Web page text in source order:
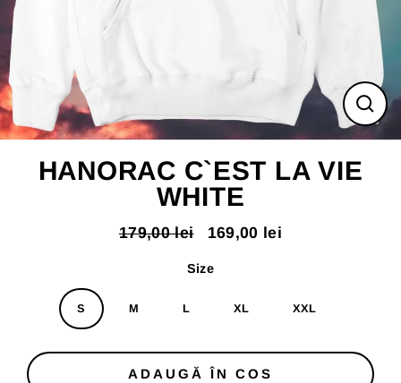
HANORAC C`EST LA VIE
WHITE
Pret
179,00 lei Pret
169,00 lei
Size
S M L XL XXL
ADAUGĂ ÎN COS